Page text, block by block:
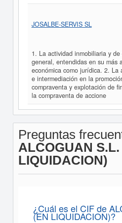
JOSALBE-SERVIS SL
1. La actividad inmobiliaria y de
general, entendidas en su más
económica como jurídica. 2. La
e intermediación en la
compraventa y explotación de
la compraventa de accione
Preguntas
ALCOGUAN S.L.
LIQUIDACION)
¿Cuál es el CIF de
(EN LIQUIDACION)?